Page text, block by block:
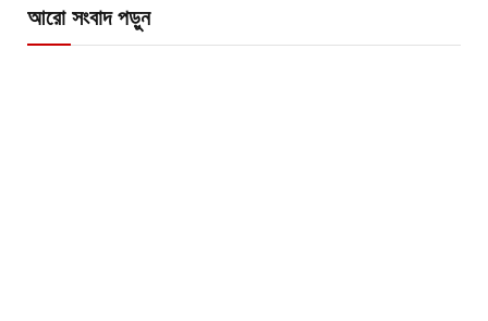
আরো সংবাদ পড়ুন